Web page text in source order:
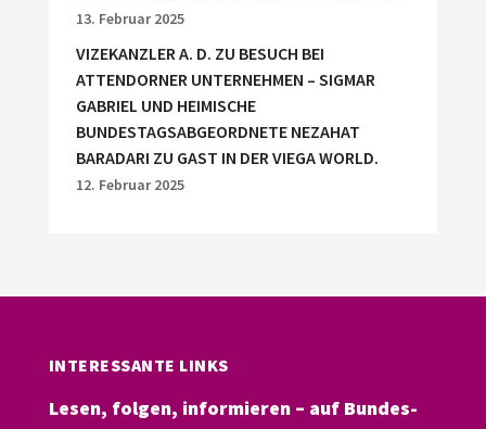
13. Februar 2025
VIZEKANZLER A. D. ZU BESUCH BEI
ATTENDORNER UNTERNEHMEN – SIGMAR
GABRIEL UND HEIMISCHE
BUNDESTAGSABGEORDNETE NEZAHAT
BARADARI ZU GAST IN DER VIEGA WORLD.
12. Februar 2025
INTERESSANTE LINKS
Lesen, folgen, informieren – auf Bundes-